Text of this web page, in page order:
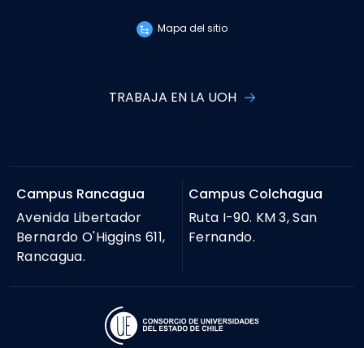
Mapa del sitio
TRABAJA EN LA UOH
Campus Rancagua
Avenida Libertador
Bernardo O'Higgins 611,
Rancagua.
Campus Colchagua
Ruta I-90. KM 3, San
Fernando.